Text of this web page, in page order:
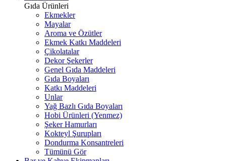
Gıda Ürünleri
Ekmekler
Mayalar
Aroma ve Özütler
Ekmek Katkı Maddeleri
Çikolatalar
Dekor Şekerler
Genel Gıda Maddeleri
Gıda Boyaları
Katkı Maddeleri
Unlar
Yağ Bazlı Gıda Boyaları
Hobi Ürünleri (Yenmez)
Şeker Hamurları
Kokteyl Şurupları
Dondurma Konsantreleri
Tümünü Gör